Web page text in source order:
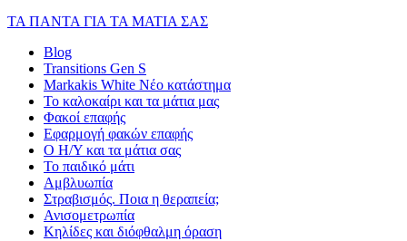
ΤΑ ΠΑΝΤΑ ΓΙΑ ΤΑ ΜΑΤΙΑ ΣΑΣ
Blog
Transitions Gen S
Markakis White Νέο κατάστημα
Το καλοκαίρι και τα μάτια μας
Φακοί επαφής
Εφαρμογή φακών επαφής
Ο Η/Υ και τα μάτια σας
Το παιδικό μάτι
Αμβλυωπία
Στραβισμός. Ποια η θεραπεία;
Ανισομετρωπία
Κηλίδες και διόφθαλμη όραση